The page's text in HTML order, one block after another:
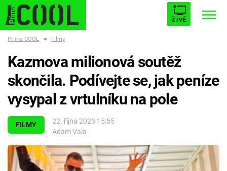
ŽIVĚ
ESCAPE PLNEJ KOTEL AVENGERS 5
Témata
Filmy
Prima COOL ■ Filmy
FILMY
22. října 2023 15:55
Adam Vala
Kazmova milionová soutěž
skončila. Podívejte se, jak peníze
vysypal z vrtulníku na pole